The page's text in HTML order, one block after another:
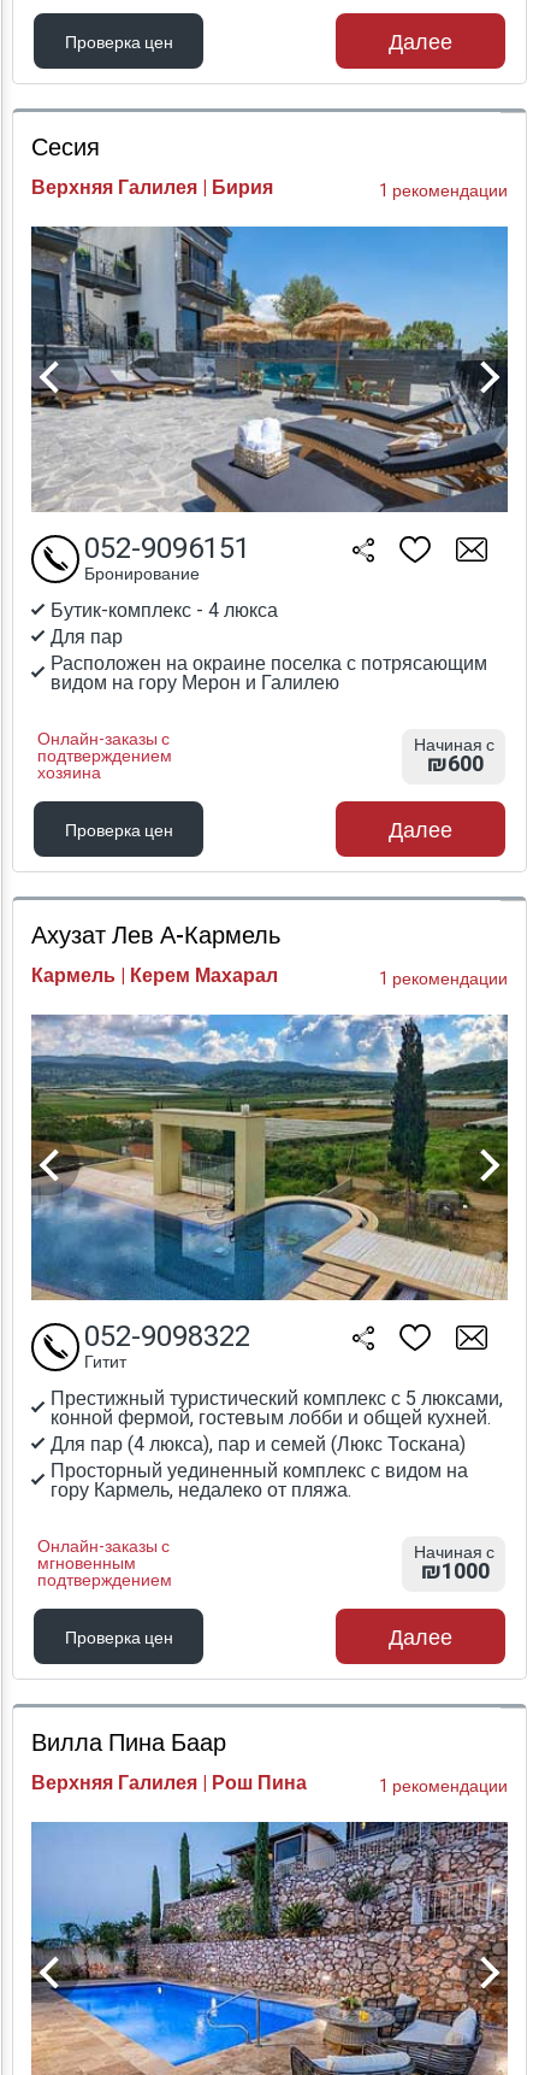
Проверка цен
Проверка цен
Далее
Сесия
Верхняя Галилея | Бирия 1 рекомендации
Бутик-комплекс - 4 люкса
Для пар
Расположен на окраине поселка с потрясающим
видом на гору Мерон и Галилею
Онлайн-заказы с
подтверждением
хозяина
052-9096151
Бронирование
Начиная с
₪600
Проверка цен
Проверка цен
Далее
Ахузат Лев А-Кармель
Кармель | Керем Махарал 1 рекомендации
Престижный туристический комплекс с 5 люксами,
конной фермой, гостевым лобби и общей кухней.
Для пар (4 люкса), пар и семей (Люкс Тоскана)
Просторный уединенный комплекс с видом на
гору Кармель, недалеко от пляжа.
Онлайн-заказы с
мгновенным
подтверждением
052-9098322
Гитит
Начиная с
₪1000
Проверка цен
Проверка цен
Далее
Вилла Пина Баар
Верхняя Галилея | Рош Пина 1 рекомендации